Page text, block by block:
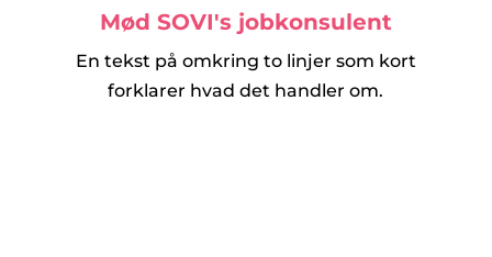
Mød SOVI's jobkonsulent
En tekst på omkring to linjer som kort
forklarer hvad det handler om.